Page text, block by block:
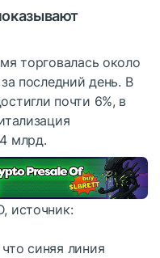
торговалась около
последний день. В
почти 6%, в
млрд.
источник:
синяя линия